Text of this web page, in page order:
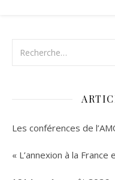
Les conférences de
« L’annexion à la